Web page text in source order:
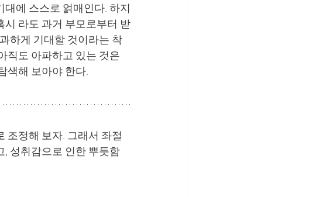
에 스스로 얽매인다. 하지
시 라도 과거 부모로부터 받
하게 기대할 것이라는 착
직도 아파하고 있는 것은
색해 보아야 한다.
조정해 보자. 그래서 좌절
성취감으로 인한 뿌듯함